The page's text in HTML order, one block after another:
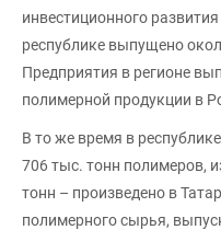
инвестиционного
республике выпущено
Предприятия в регионе
полимерной продукции в
В то же время в
706 тыс. тонн полимеров,
тонн – произведено в
полимерного сырья,